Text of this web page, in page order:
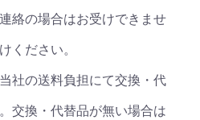
絡の場合はお受けできませ
ください。
社の送料負担にて交換・代
交換・代替品が無い場合は